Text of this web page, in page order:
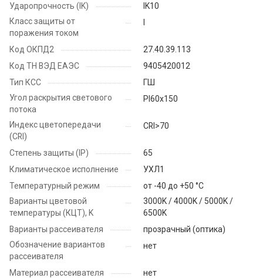
Ударопрочность (IK)
IK10
Класс защиты от
поражения током
Код ОКПД2
27.40.39.113
Код ТН ВЭД ЕАЭС
9405420012
Тип КСС
ГШ
Угол раскрытия светового
потока
PI60x150
Индекс цветопередачи
(CRI)
CRI>70
Степень защиты (IP)
65
Климатическое исполнение
УХЛ1
Температурный режим
от -40 до +50 °C
Варианты цветовой
температуры (КЦТ), K
3000K / 4000K / 5000K /
6500K
Варианты рассеивателя
прозрачный (оптика)
Обозначение вариантов
рассеивателя
нет
Материал рассеивателя
нет